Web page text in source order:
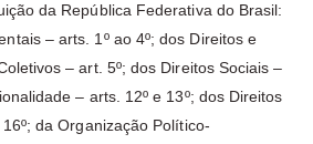
da República Federativa do Brasil:
– arts. 1º ao 4º; dos Direitos e
– art. 5º; dos Direitos Sociais –
– arts. 12º e 13º; dos Direitos
da Organização Político-